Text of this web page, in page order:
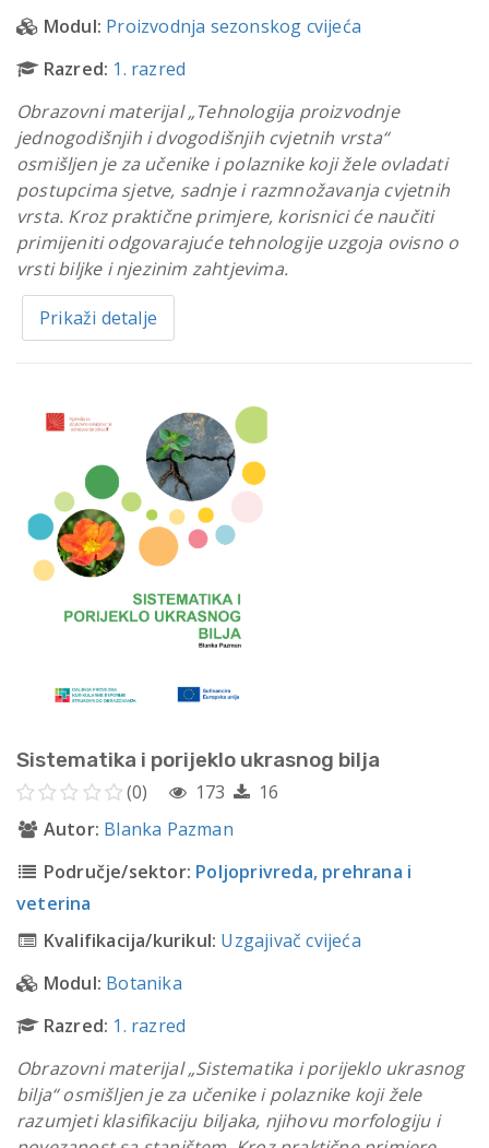
Modul: Proizvodnja sezonskog cvijeća
Razred: 1. razred
Obrazovni materijal „Tehnologija proizvodnje
jednogodišnjih i dvogodišnjih cvjetnih vrsta“
osmišljen je za učenike i polaznike koji žele ovladati
postupcima sjetve, sadnje i razmnožavanja cvjetnih
vrsta. Kroz praktične primjere, korisnici će naučiti
primijeniti odgovarajuće tehnologije uzgoja ovisno o
vrsti biljke i njezinim zahtjevima.
Prikaži detalje
Sistematika i porijeklo ukrasnog bilja
(0) 173
16
Autor: Blanka Pazman
Područje/sektor: Poljoprivreda, prehrana i
veterina
Kvalifikacija/kurikul: Uzgajivač cvijeća
Modul: Botanika
Razred: 1. razred
Obrazovni materijal „Sistematika i porijeklo ukrasnog
bilja“ osmišljen je za učenike i polaznike koji žele
razumjeti klasifikaciju biljaka, njihovu morfologiju i